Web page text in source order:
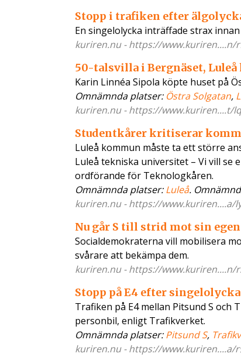
Stopp i trafiken efter
En singelolycka inträffade strax
kuriren.nu - https://www.kuriren....n/
50-talsvilla i Bergnäset,
Karin Linnéa Sipola köpte huset på
Omnämnda platser: Östra Solgatan,
kuriren.nu - https://www.kuriren....t/
Studentkårer kritiserar
Luleå kommun måste ta ett större
Luleå tekniska universitet – Vi vill se
ordförande för Teknologkåren.
Omnämnda platser:Luleå.
kuriren.nu - https://www.kuriren....a/
Nu går S till strid mot sin
Socialdemokraterna vill mobilisera
svårare att bekämpa dem.
kuriren.nu - https://www.kuriren....n/
Stopp på E4 efter singelolycka
Trafiken på E4 mellan Pitsund S och
personbil, enligt Trafikverket.
Omnämnda platser:Pitsund S,
kuriren.nu - https://www.kuriren....a/